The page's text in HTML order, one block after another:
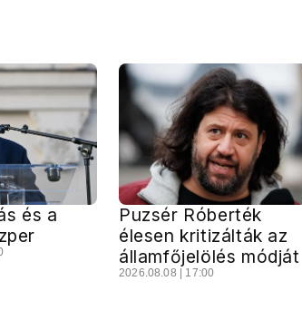
és a
Puzsér Róberték
élesen kritizálták az
államfőjelölés módját
2026.08.08 | 17:00